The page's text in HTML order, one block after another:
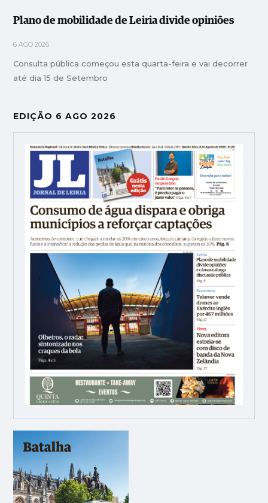
Plano de mobilidade de Leiria divide opiniões
6 AGO 2026
Consulta pública começou esta quarta-feira e vai decorrer
até dia 15 de Setembro
EDIÇÃO 6 AGO 2026